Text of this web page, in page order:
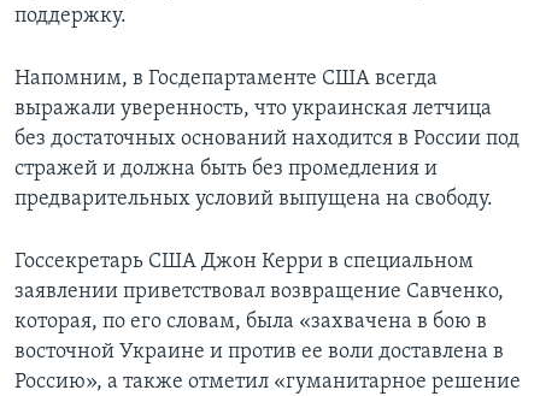
поддержку.
Напомним, в Госдепартаменте США всегда
выражали уверенность, что украинская летчица
без достаточных оснований находится в России под
стражей и должна быть без промедления и
предварительных условий выпущена на свободу.
Госсекретарь США Джон Керри в специальном
заявлении приветствовал возвращение Савченко,
которая, по его словам, была «захвачена в бою в
восточной Украине и против ее воли доставлена в
Россию», а также отметил «гуманитарное решение